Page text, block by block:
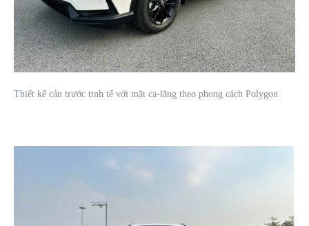
Thiết kế cản trước tinh tế với mặt ca-lăng theo phong cách Polygon